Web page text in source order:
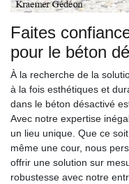
Faites
pour le béton
À la recherche de la
à la fois esthétiques et
dans le béton désactivé
Avec notre expertise
un lieu unique. Que ce
même une cour, nous
offrir une solution sur
robustesse avec notre